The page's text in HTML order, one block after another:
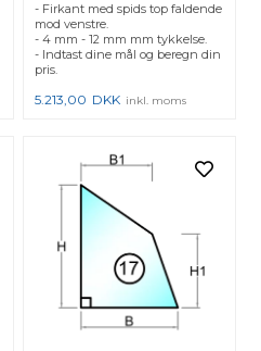
- Firkant med spids top faldende
mod venstre.
- 4 mm - 12 mm mm tykkelse.
- Indtast dine mål og beregn din
pris.
5.213,00 DKK inkl. moms